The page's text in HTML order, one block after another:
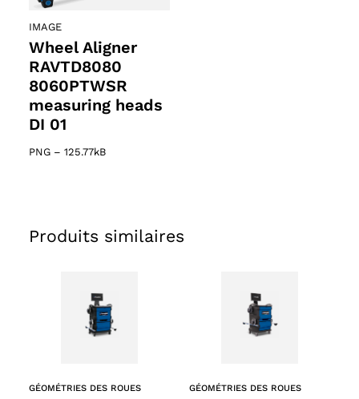
IMAGE
Wheel Aligner
RAVTD8080
8060PTWSR
measuring heads
DI 01
PNG – 125.77kB
Produits similaires
GÉOMÉTRIES DES ROUES GÉOMÉTRIES DES ROUES